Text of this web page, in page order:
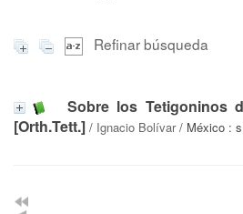
Refinar búsqueda
Sobre los Tetigoninos
[Orth.Tett.] / Ignacio Bolívar/ México :